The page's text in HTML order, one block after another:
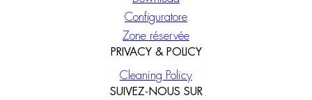
Configuratore
Zone réservée
PRIVACY & POLICY
Cleaning Policy
SUIVEZ-NOUS SUR